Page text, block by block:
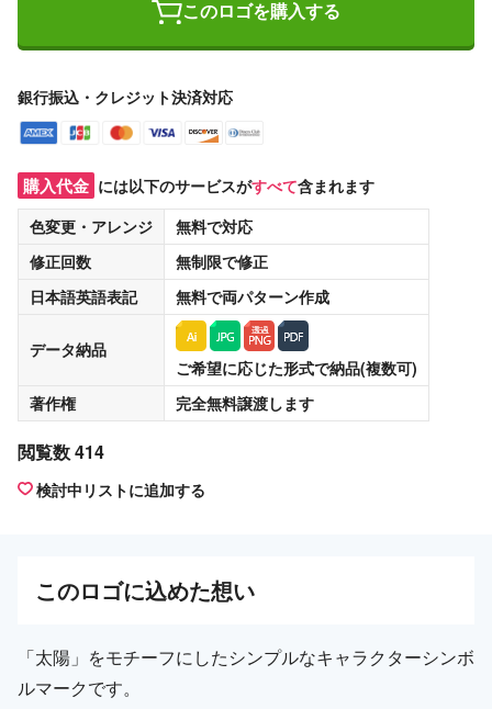
このロゴを購入する
銀行振込・クレジット決済対応
購入代金 には以下のサービスがすべて含まれます
色変更・アレンジ
無料で対応
修正回数
無制限で修正
日本語英語表記
無料で両パターン作成
データ納品
ご希望に応じた形式で納品(複数可)
著作権
完全無料譲渡します
閲覧数 414
検討中リストに追加する
このロゴに込めた想い
「太陽」をモチーフにしたシンプルなキャラクターシンボ
ルマークです。